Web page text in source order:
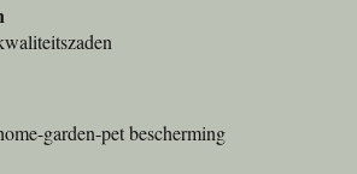
garden-pet bescherming